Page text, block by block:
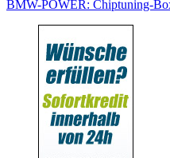
BMW-POWER: Chiptuning-